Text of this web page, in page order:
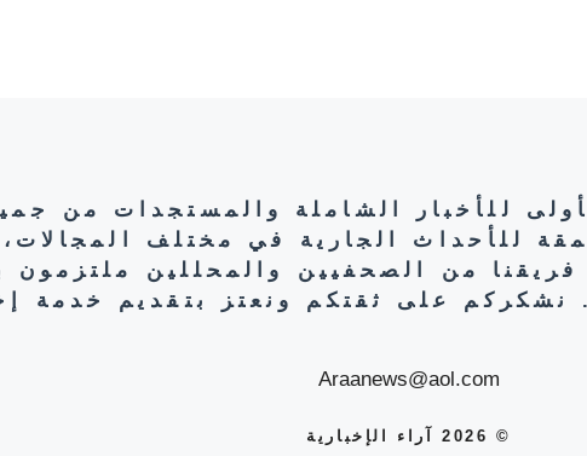
للأخبار الشاملة والمستجدات من
للأحداث الجارية في مختلف
فريقنا من الصحفيين والمحللين ملتزمون
نشكركم على ثقتكم ونعتز بتقديم خدمة
Araanews@aol.com
© 2026 آراء الإخبارية